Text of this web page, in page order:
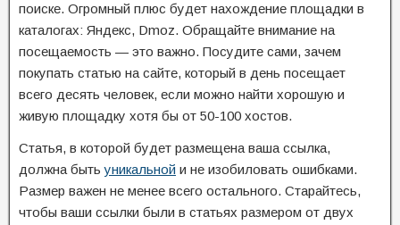
поиске. Огромный плюс будет нахождение площадки в
каталогах: Яндекс, Dmoz. Обращайте внимание на
посещаемость — это важно. Посудите сами, зачем
покупать статью на сайте, который в день посещает
всего десять человек, если можно найти хорошую и
живую площадку хотя бы от 50-100 хостов.
Статья, в которой будет размещена ваша ссылка,
должна бытьуникальной и не изобиловать ошибками.
Размер важен не менее всего остального. Старайтесь,
чтобы ваши ссылки были в статьях размером от двух